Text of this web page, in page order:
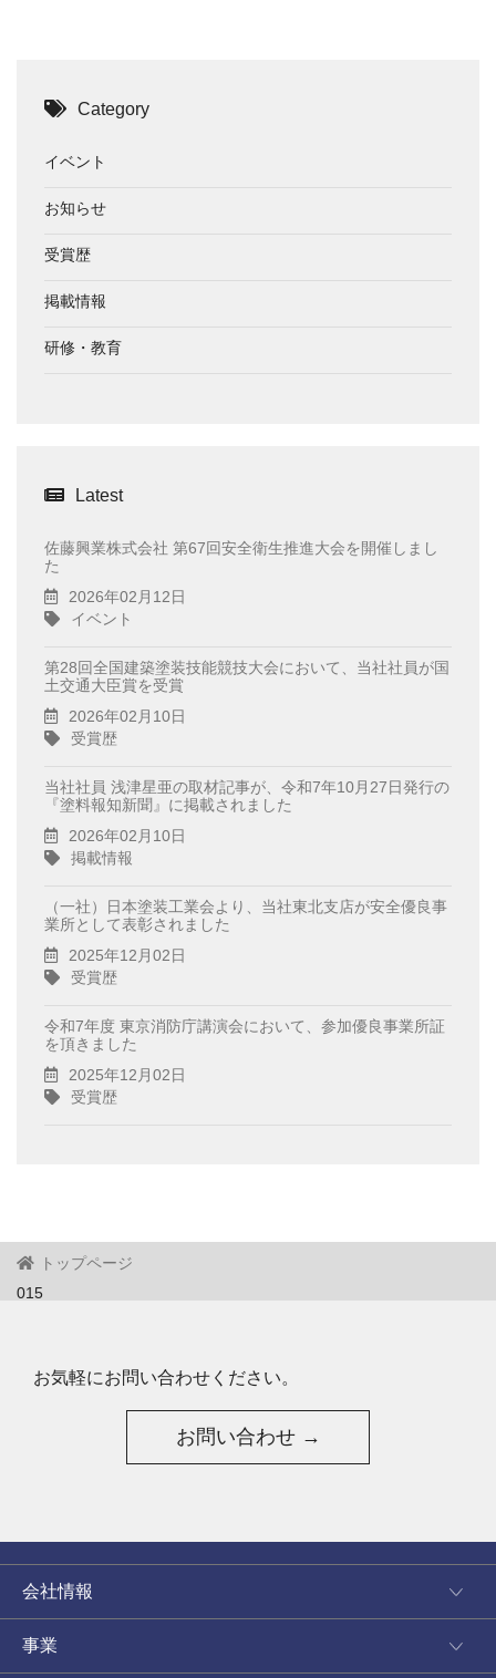
Category
イベント
お知らせ
受賞歴
掲載情報
研修・教育
Latest
佐藤興業株式会社 第67回安全衛生推進大会を開催しまし
た
2026年02月12日
イベント
第28回全国建築塗装技能競技大会において、当社社員が国
土交通大臣賞を受賞
2026年02月10日
受賞歴
当社社員 浅津星亜の取材記事が、令和7年10月27日発行の
『塗料報知新聞』に掲載されました
2026年02月10日
掲載情報
（一社）日本塗装工業会より、当社東北支店が安全優良事
業所として表彰されました
2025年12月02日
受賞歴
令和7年度 東京消防庁講演会において、参加優良事業所証
を頂きました
2025年12月02日
受賞歴
トップページ
015
お気軽にお問い合わせください。
お問い合わせ →
会社情報
事業